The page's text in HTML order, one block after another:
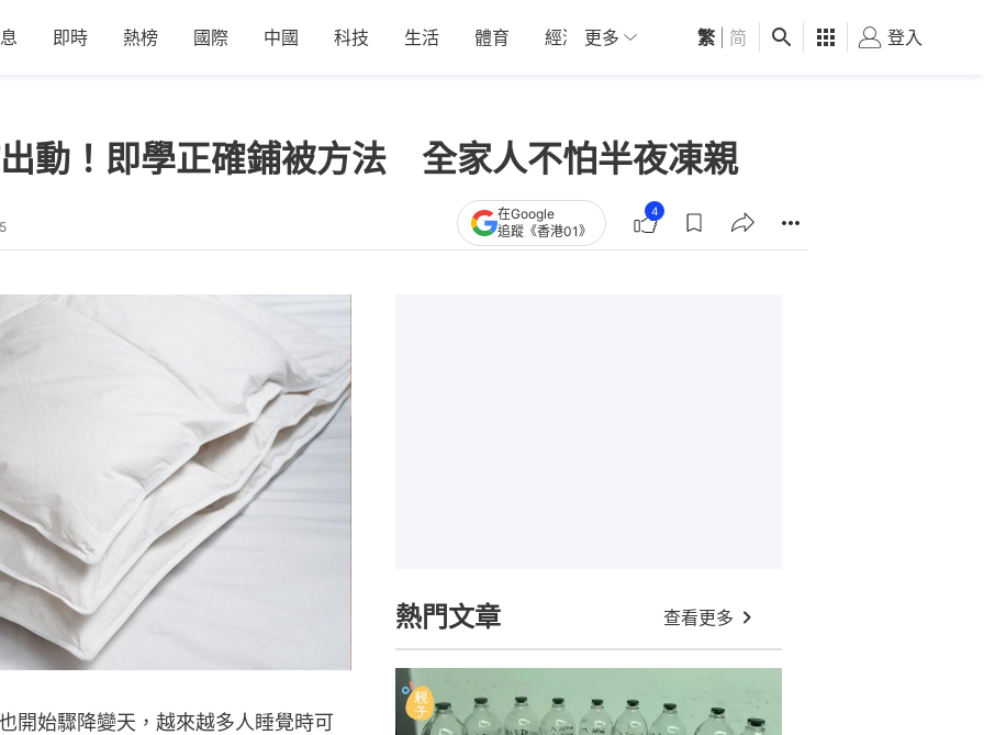
即時 熱榜 國際 中國 科技 生活 體育 經濟 01深圳 觀點 健康 好食玩飛
更多 繁 简 登入
動！即學正確鋪被方法 全家人不怕半夜凍親
在Google
追蹤《香港01》
4
開始驟降變天，越來越多人睡覺時可
熱門文章 查看更多